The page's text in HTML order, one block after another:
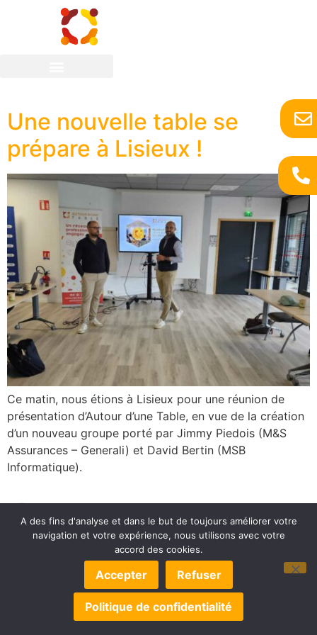
Une nouvelle table se
prépare à Lisieux !
Ce matin, nous étions à Lisieux pour une réunion de
présentation d’Autour d’une Table, en vue de la création
d’un nouveau groupe porté par Jimmy Piedois (M&S
Assurances – Generali) et David Bertin (MSB
Informatique).
© 2022-2025 OLB DÉVELOPPEMENT –MENTIONS LÉGALES
POLITIQUE DE CONFIDENTIALITÉ
EXERCEZ VOS DROITS–GÉRER LES COOKIES
TOILE DE WEB
A des fins d'analyse et dans le but de toujours améliorer votre
navigation et votre expérience, nous utilisons avec votre
accord des cookies.
Accepter Refuser
Politique de confidentialité